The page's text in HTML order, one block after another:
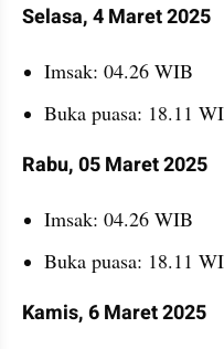
Selasa, 4 Maret 2025
Imsak: 04.26 WIB
Buka puasa: 18.11
Rabu, 05 Maret 2025
Imsak: 04.26 WIB
Buka puasa: 18.11
Kamis, 6 Maret 2025